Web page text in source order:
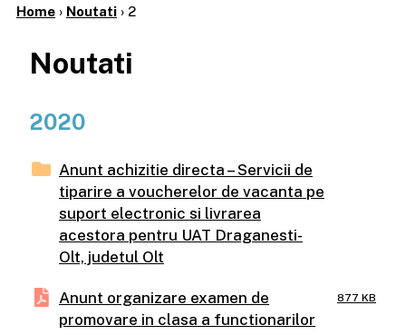
Home › Noutati › 2
Noutati
2020
Anunt achizitie directa – Servicii de
tiparire a voucherelor de vacanta pe
suport electronic si livrarea
acestora pentru UAT Draganesti-
Olt, judetul Olt
Anunt organizare examen de
promovare in clasa a functionarilor
877 KB